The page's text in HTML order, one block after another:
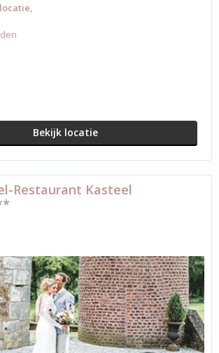
Bekijk locatie
Restaurant Kasteel